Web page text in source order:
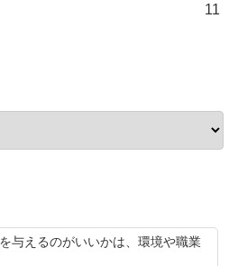
11
与えるのがいいかは、環境や職業